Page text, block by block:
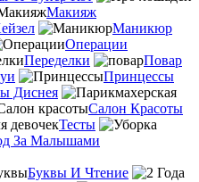
Макияж
Маникюр
Операции
Переделки
Повар
Принцессы
Диснея
Салон Красоты
Тесты
За Малышами
Буквы И Чтение